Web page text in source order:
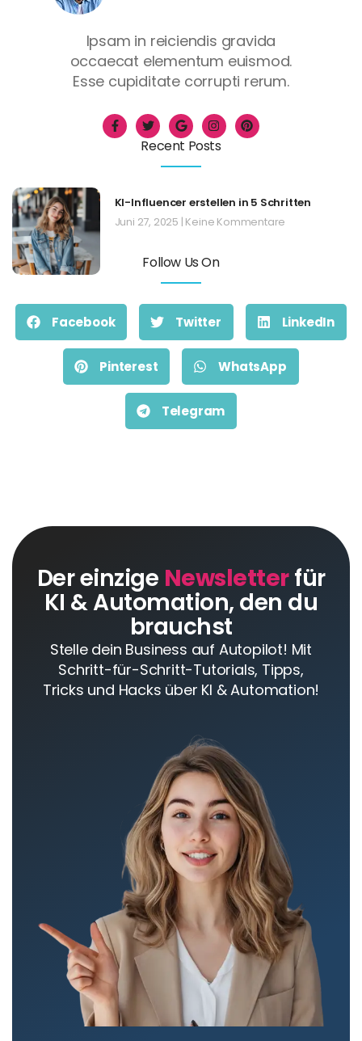
Ipsam in reiciendis gravida
occaecat elementum euismod.
Esse cupiditate corrupti rerum.
Recent Posts
KI-Influencer erstellen in 5 Schritten
Juni 27, 2025 Keine Kommentare
Follow Us On
Facebook Twitter LinkedIn
Pinterest WhatsApp
Telegram
Der einzige Newsletterfür
KI & Automation, den du
brauchst
Stelle dein Business auf Autopilot! Mit
Schritt-für-Schritt-Tutorials, Tipps,
Tricks und Hacks über KI & Automation!